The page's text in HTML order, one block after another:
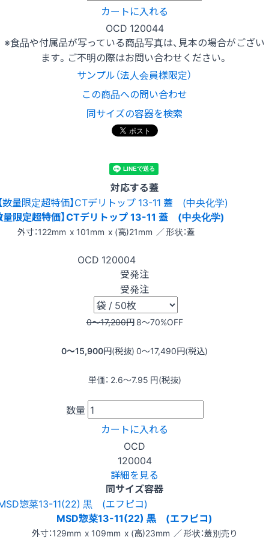
カートに入れる
OCD 120044
※食品や付属品が写っている商品写真は、見本の場合がござい
ます。ご不明の際はお問い合わせください。
サンプル（法人会員様限定）
この商品への問い合わせ
同サイズの容器を検索
対応する蓋
量限定超特価】CTデリトップ 13-11 蓋 (中央化学)
外寸：122mm x 101mm x (高)21mm ／ 形状：蓋
OCD 120004
受発注
受発注
0〜17,200円 8〜70%OFF
0〜15,900円(税抜) 0〜17,490円(税込)
単価： 2.6〜7.95 円(税抜)
数量
カートに入れる
OCD
120004
詳細を見る
同サイズ容器
MSD惣菜13-11(22) 黒 (エフピコ)
外寸：129mm x 109mm x (高)23mm ／ 形状：蓋別売り